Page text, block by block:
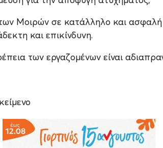
Μοιρών σε κατάλληλο και ασφαλή
και επικίνδυνη.
των εργαζομένων είναι